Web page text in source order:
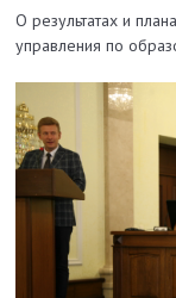
О результатах и
управления по